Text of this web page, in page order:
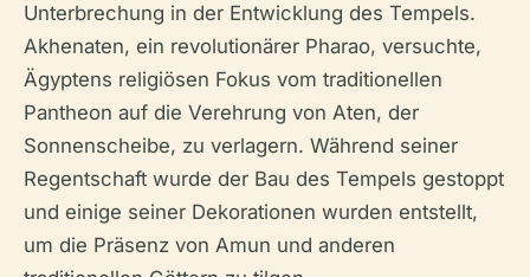
Unterbrechung in der Entwicklung des Tempels.
Akhenaten, ein revolutionärer Pharao, versuchte,
Ägyptens religiösen Fokus vom traditionellen
Pantheon auf die Verehrung von Aten, der
Sonnenscheibe, zu verlagern. Während seiner
Regentschaft wurde der Bau des Tempels gestoppt
und einige seiner Dekorationen wurden entstellt,
um die Präsenz von Amun und anderen